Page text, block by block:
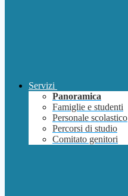
Servizi
Panoramica
Famiglie e studenti
Personale scolastico
Percorsi di studio
Comitato genitori